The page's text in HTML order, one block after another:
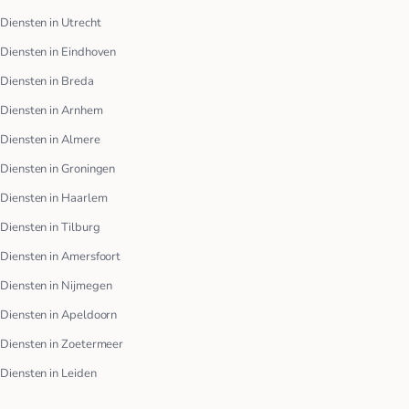
Diensten in Utrecht
Diensten in Eindhoven
Diensten in Breda
Diensten in Arnhem
Diensten in Almere
Diensten in Groningen
Diensten in Haarlem
Diensten in Tilburg
Diensten in Amersfoort
Diensten in Nijmegen
Diensten in Apeldoorn
Diensten in Zoetermeer
Diensten in Leiden